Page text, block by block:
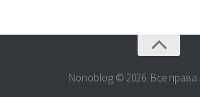
Nonoblog © 2026. Все